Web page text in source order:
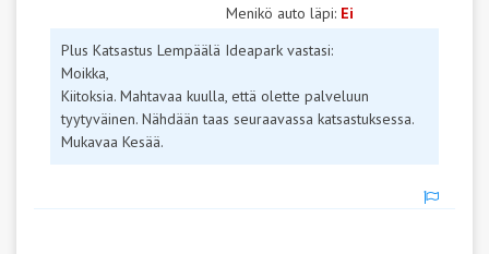
Menikö auto läpi: Ei
Plus Katsastus Lempäälä Ideapark vastasi:
Moikka,
Kiitoksia. Mahtavaa kuulla, että olette palveluun
tyytyväinen. Nähdään taas seuraavassa katsastuksessa.
Mukavaa Kesää.